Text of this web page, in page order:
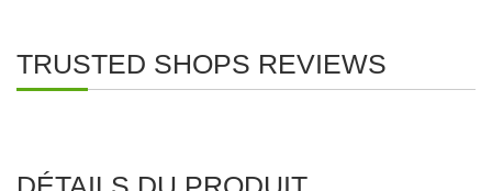
TRUSTED SHOPS REVIEWS